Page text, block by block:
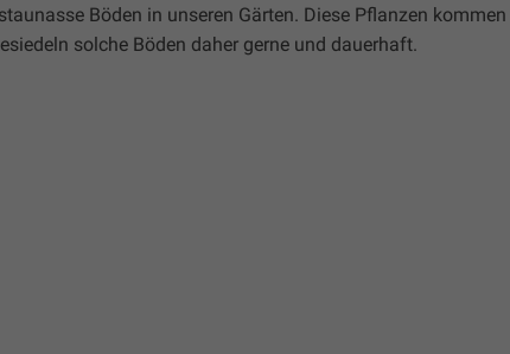
Böden in unseren Gärten. Diese Pflanzen
solche Böden daher gerne und dauerhaft.